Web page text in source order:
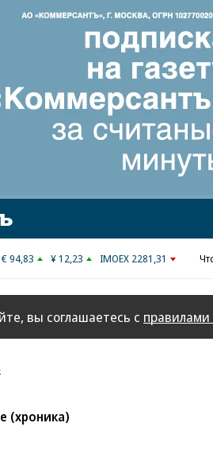
€ 94,83 ¥ 12,23 IMOEX 2281,31
вы соглашаетесь с правилами
(хроника)